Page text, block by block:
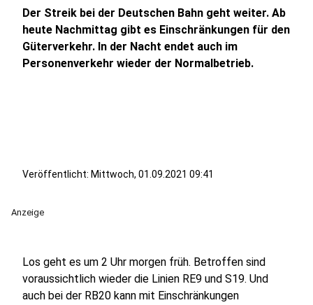
Der Streik bei der Deutschen Bahn geht weiter. Ab
heute Nachmittag gibt es Einschränkungen für den
Güterverkehr. In der Nacht endet auch im
Personenverkehr wieder der Normalbetrieb.
Veröffentlicht: Mittwoch, 01.09.2021 09:41
Anzeige
Los geht es um 2 Uhr morgen früh. Betroffen sind
voraussichtlich wieder die Linien RE9 und S19. Und
auch bei der RB20 kann mit Einschränkungen